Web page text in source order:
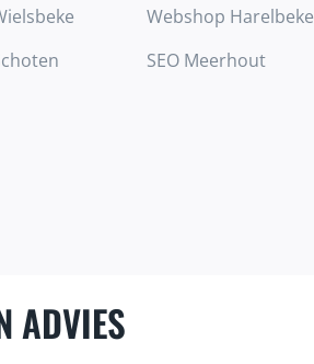
Webshop Harelbeke
SEO Meerhout
ADVIES